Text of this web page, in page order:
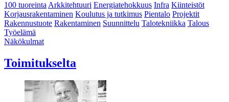
100 tuoreintaArkkitehtuuri Energiatehokkuus Infra Kiinteistöt
Korjausrakentaminen Koulutus ja tutkimus Pientalo Projektit
Rakennustuote Rakentaminen Suunnittelu Talotekniikka Talous
Työelämä
Näkökulmat
Toimitukselta